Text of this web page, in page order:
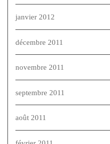
janvier 2012
décembre 2011
novembre 2011
septembre 2011
août 2011